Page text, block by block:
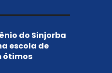
do Sinjorba
escola de
ótimos